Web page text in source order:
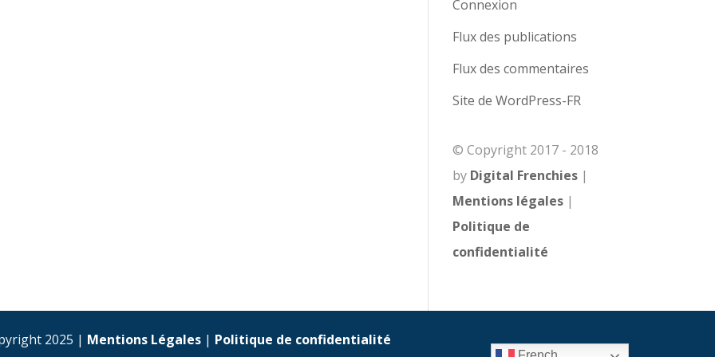
Connexion
Flux des publications
Flux des commentaires
Site de WordPress-FR
© Copyright 2017 - 2018
by Digital Frenchies |
Mentions légales |
Politique de
confidentialité
2025 | Mentions Légales| Politique de confidentialité